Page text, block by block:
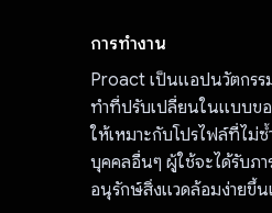
การทำงาน
Proact เป็นแอปนวัตกรร
ทำที่ปรับเปลี่ยนในแบบข
ให้เหมาะกับโปรไฟล์ที่ไม่
บุคคลอื่นๆ ผู้ใช้จะได้รับภ
อนุรักษ์สิ่งแวดล้อมง่ายขึ้